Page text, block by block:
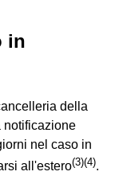
in
della
notificazione
nel caso in
all'estero(3)(4).